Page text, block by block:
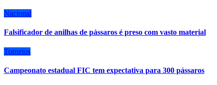
Nacional
Falsificador de anilhas de pássaros é preso com vasto material
Torneios
Campeonato estadual FIC tem expectativa para 300 pássaros